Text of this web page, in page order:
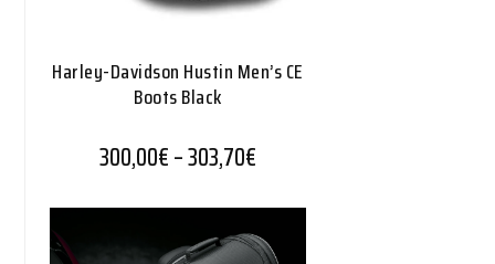
Harley-Davidson Hustin Men’s CE
Boots Black
300,00€–303,70€